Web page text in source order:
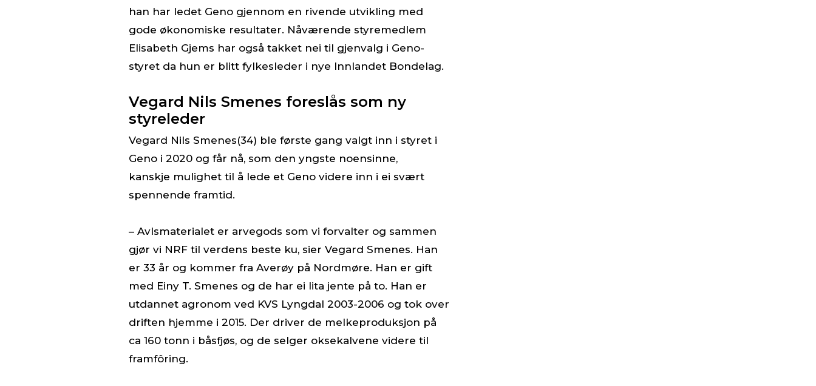
han har ledet Geno gjennom en rivende utvikling med
gode økonomiske resultater. Nåværende styremedlem
Elisabeth Gjems har også takket nei til gjenvalg i Geno-
styret da hun er blitt fylkesleder i nye Innlandet Bondelag.
Vegard Nils Smenes foreslås som ny
styreleder
Vegard Nils Smenes(34) ble første gang valgt inn i styret i
Geno i 2020 og får nå, som den yngste noensinne,
kanskje mulighet til å lede et Geno videre inn i ei svært
spennende framtid.
– Avlsmaterialet er arvegods som vi forvalter og sammen
gjør vi NRF til verdens beste ku, sier Vegard Smenes. Han
er 33 år og kommer fra Averøy på Nordmøre. Han er gift
med Einy T. Smenes og de har ei lita jente på to. Han er
utdannet agronom ved KVS Lyngdal 2003-2006 og tok over
driften hjemme i 2015. Der driver de melkeproduksjon på
ca 160 tonn i båsfjøs, og de selger oksekalvene videre til
framfôring.